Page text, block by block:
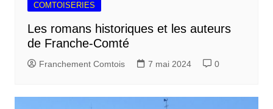
COMTOISERIES
Les romans historiques et les auteurs
de Franche-Comté
Franchement Comtois 7 mai 2024 0